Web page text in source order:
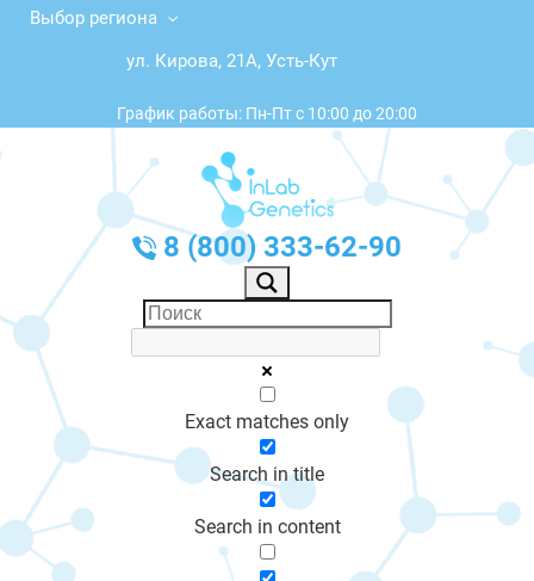
Выбор региона
ул. Кирова, 21А, Усть-Кут
График работы: Пн-Пт с 10:00 до 20:00
8 (800) 333-62-90
Exact matches only
Search in title
Search in content